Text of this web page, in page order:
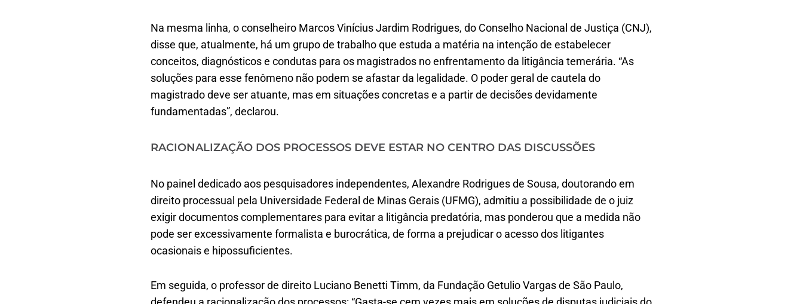
Na mesma linha, o conselheiro Marcos Vinícius Jardim Rodrigues, do Conselho Nacional de Justiça (CNJ),
disse que, atualmente, há um grupo de trabalho que estuda a matéria na intenção de estabelecer
conceitos, diagnósticos e condutas para os magistrados no enfrentamento da litigância temerária. “As
soluções para esse fenômeno não podem se afastar da legalidade. O poder geral de cautela do
magistrado deve ser atuante, mas em situações concretas e a partir de decisões devidamente
fundamentadas”, declarou.
RACIONALIZAÇÃO DOS PROCESSOS DEVE ESTAR NO CENTRO DAS DISCUSSÕES
No painel dedicado aos pesquisadores independentes, Alexandre Rodrigues de Sousa, doutorando em
direito processual pela Universidade Federal de Minas Gerais (UFMG), admitiu a possibilidade de o juiz
exigir documentos complementares para evitar a litigância predatória, mas ponderou que a medida não
pode ser excessivamente formalista e burocrática, de forma a prejudicar o acesso dos litigantes
ocasionais e hipossuficientes.
Em seguida, o professor de direito Luciano Benetti Timm, da Fundação Getulio Vargas de São Paulo,